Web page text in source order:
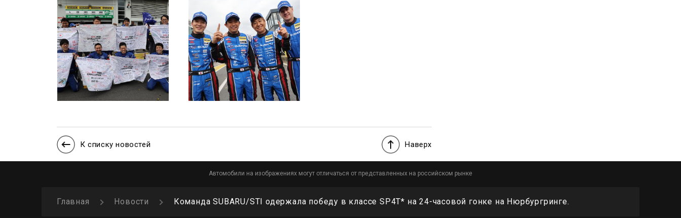
К списку новостей Наверх
Автомобили на изображениях могут отличаться от представленных на российском рынке
Главная Новости Команда SUBARU/STI одержала победу в классе SP4T* на 24-часовой гонке на Нюрбургринге.